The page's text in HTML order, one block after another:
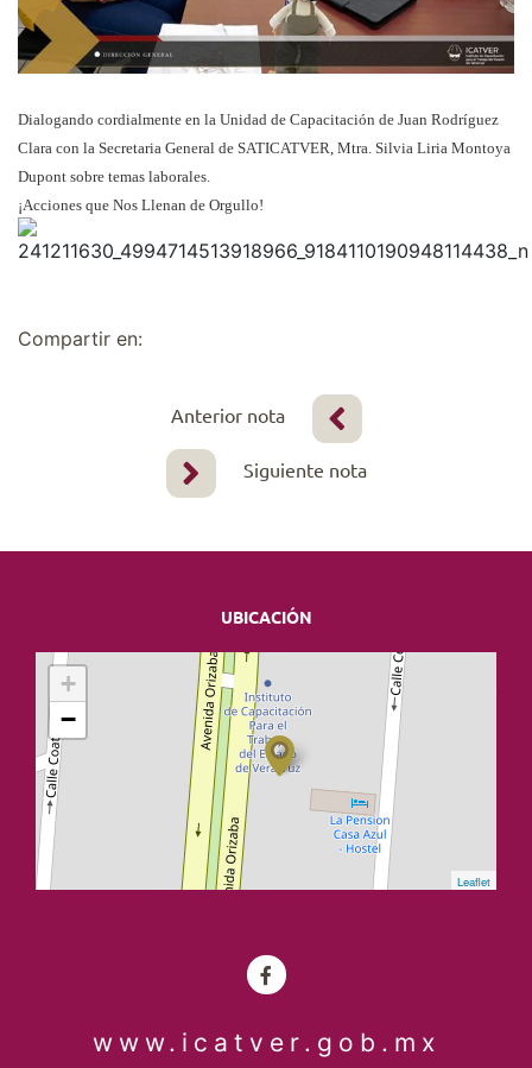
Dialogando cordialmente en la Unidad de Capacitación de Juan Rodríguez
Clara con la Secretaria General de SATICATVER, Mtra. Silvia Liria Montoya
Dupont sobre temas laborales.
¡Acciones que Nos Llenan de Orgullo!
Compartir en:
Anterior nota
Siguiente nota
UBICACIÓN
+
−
Leaflet
www.icatver.gob.mx